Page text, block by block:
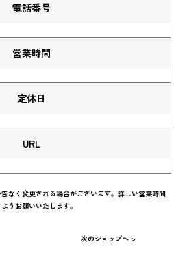
電話番号
営業時間
定休日
URL
なく変更される場合がございます。詳しい営業時間
うお願いいたします。
次のショップへ >